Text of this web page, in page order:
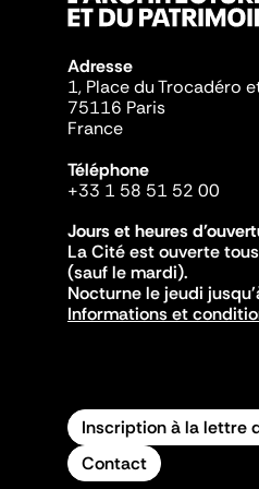
Adresse
1, Place du Trocadéro
75116 Paris
France
Téléphone
+33 1 58 51 52 00
Jours et heures
La Cité est ouverte
(sauf le mardi).
Nocturne le jeudi
Informations et
Inscription à la lettre
Contact